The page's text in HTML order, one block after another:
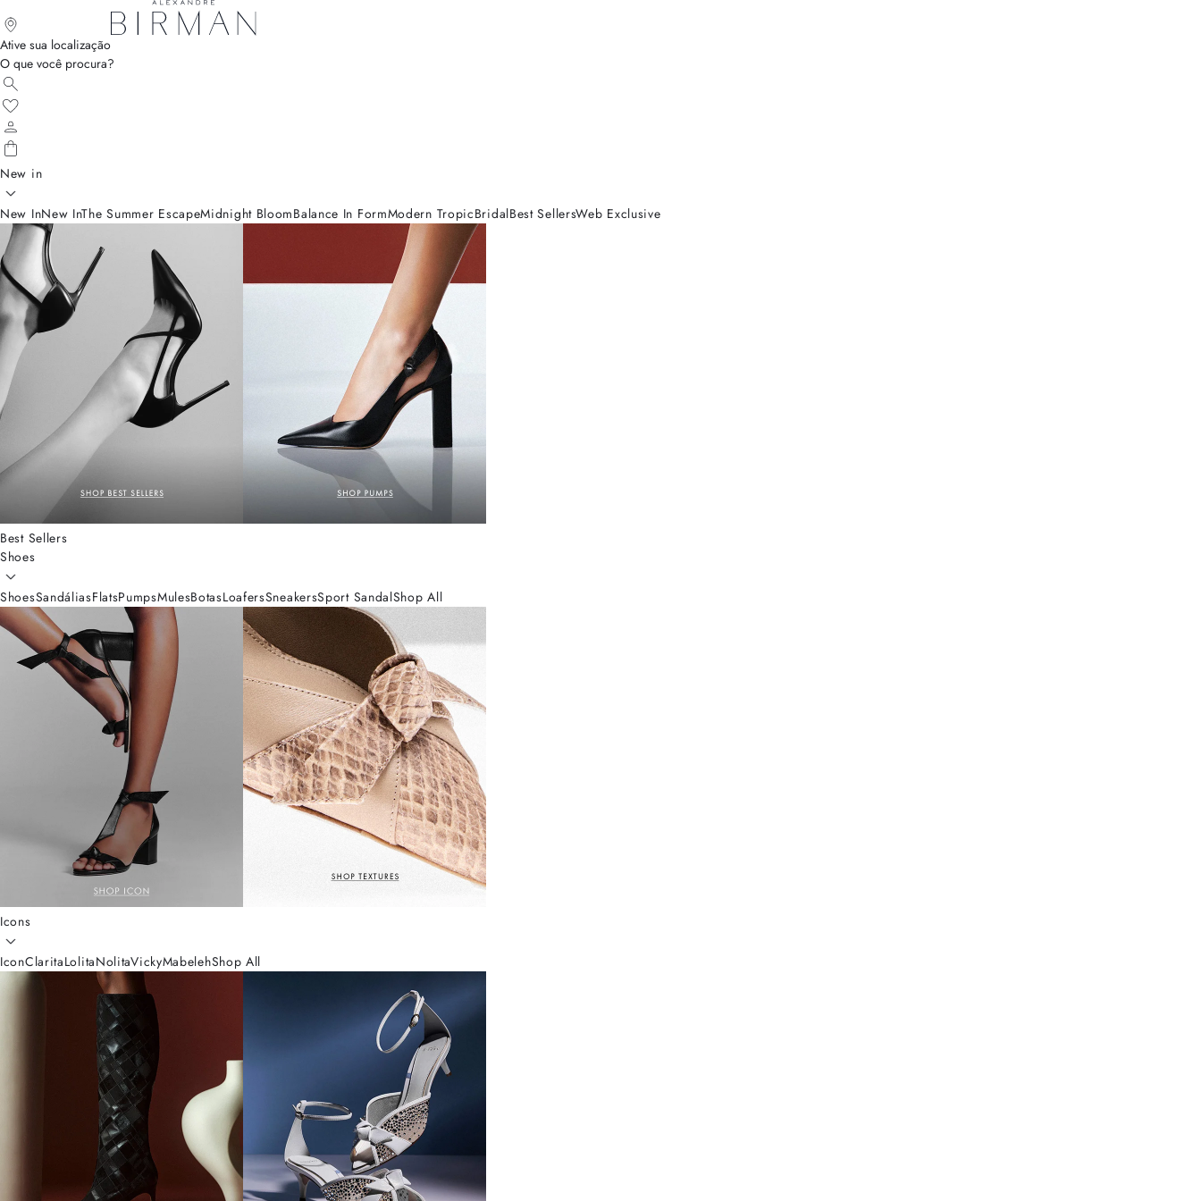
Ative sua localização
O que você procura?
New in
New InNew InThe Summer EscapeMidnight BloomBalance In FormModern TropicBridalBest SellersWeb Exclusive
Best Sellers
Shoes
ShoesSandáliasFlatsPumpsMulesBotasLoafersSneakersSport SandalShop All
Icons
IconClaritaLolitaNolitaVickyMabelehShop All